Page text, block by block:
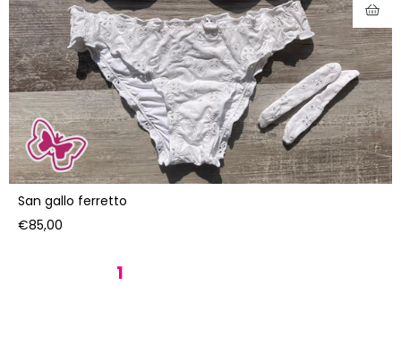
San gallo ferretto
Prezzo
€85,00
1